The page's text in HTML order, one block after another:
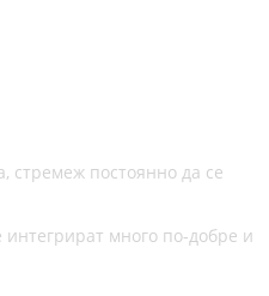
стремеж постоянно да се
много по-добре и